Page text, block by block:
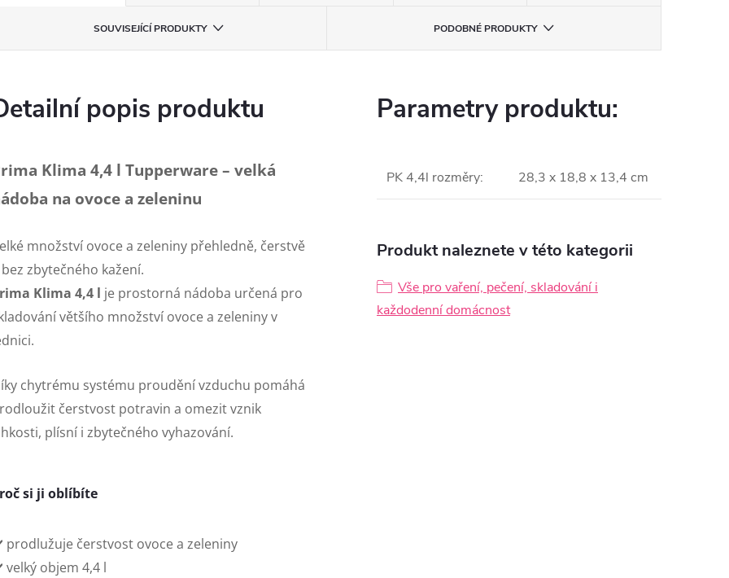
SOUVISEJÍCÍ PRODUKTY PODOBNÉ PRODUKTY
popis produktu
Klima 4,4 l Tupperware – velká
na ovoce a zeleninu
množství ovoce a zeleniny přehledně, čerstvě
zbytečného kažení.
Klima 4,4 l je prostorná nádoba určená pro
většího množství ovoce a zeleniny v
chytrému systému proudění vzduchu pomáhá
čerstvost potravin a omezit vznik
plísní i zbytečného vyhazování.
si ji oblíbíte
prodlužuje čerstvost ovoce a zeleniny
velký objem 4,4 l
Parametry produktu:
PK 4,4l rozměry: 28,3 x 18,8 x 13,4 cm
Produkt naleznete v této kategorii
Vše pro vaření, pečení, skladování i
každodenní domácnost